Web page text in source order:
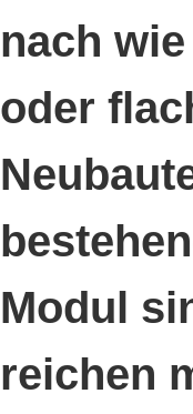
nach
oder
Modul
reichen